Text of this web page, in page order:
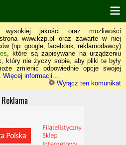
jakości oraz możliwości
www.kzp.pl oraz zawarte w niej
(np. google, facebook, reklamodawcy)
, które są zapisywane na urządzeniu
który nie życzy sobie, aby pliki te były
zmienić odpowiednie opcje swojej
Więcej informacji...
Wyłącz ten komunikat
Reklama